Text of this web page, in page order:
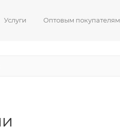
Услуги Оптовым покупателям